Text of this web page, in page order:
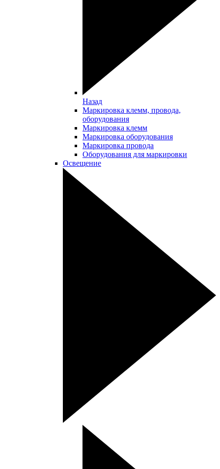
Назад
Маркировка клемм, провода,
оборудования
Маркировка клемм
Маркировка оборудования
Маркировка провода
Оборудования для маркировки
Освещение